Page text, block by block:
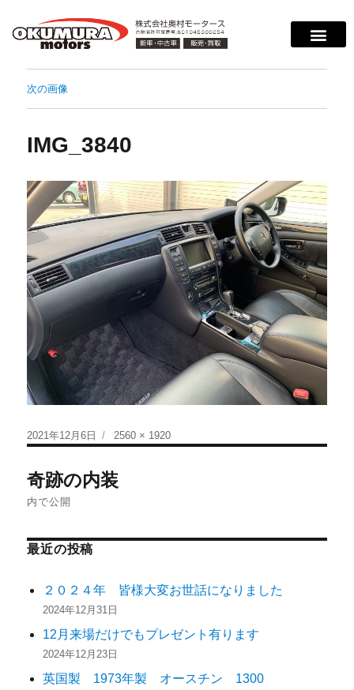
次の画像
IMG_3840
2021年12月6日 2560 × 1920
奇跡の内装
内で公開
最近の投稿
２０２４年 皆様大変お世話になりました
2024年12月31日
12月来場だけでもプレゼント有ります
2024年12月23日
英国製 1973年製 オースチン 1300